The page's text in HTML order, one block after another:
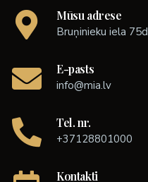
Mūsu adrese
Bruņinieku iela 75d
E-pasts
info@mia.lv
Tel. nr.
+37128801000
Kontakti